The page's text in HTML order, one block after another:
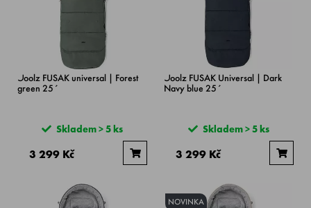
Joolz FUSAK universal | Forest
green 25´
Skladem > 5 ks
3 299 Kč
Joolz FUSAK Universal | Dark
Navy blue 25´
Skladem > 5 ks
3 299 Kč
NOVINKA